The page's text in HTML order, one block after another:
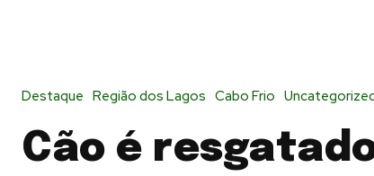
Destaque Região dos Lagos Cabo Frio
Cão é